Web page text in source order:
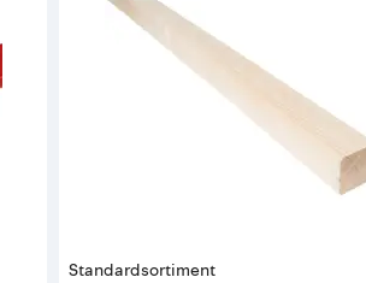
Standardsortiment